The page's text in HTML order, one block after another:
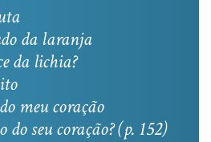
da laranja
da lichia?
meu coração
do seu coração? (p. 152)